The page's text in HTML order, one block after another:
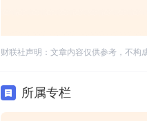
财联社声明：文章内容仅供参考，不构
所属专栏